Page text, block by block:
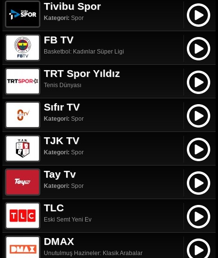
Tivibu Spor
Kategori: Spor
FB TV
Basketbol: Kadınlar Süper Ligi
TRT Spor Yıldız
Tenis Dünyası
Sıfır TV
Kategori: Spor
TJK TV
Kategori: Spor
Tay Tv
Kategori: Spor
TLC
Eski Semt Yeni Ev
DMAX
Unutulmuş Hazineler: Klasik Arabalar